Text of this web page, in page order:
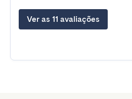
Ver as 11 avaliações